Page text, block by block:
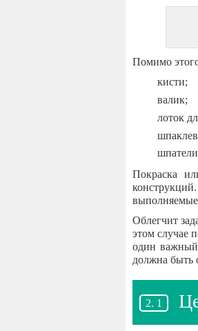
Помимо
кисти;
валик;
лоток
Покраска
выполняемые
Облегчит
этом случае
один важный
должна быть